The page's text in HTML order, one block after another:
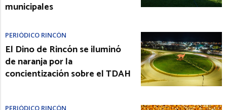
municipales
PERIÓDICO RINCÓN
El Dino de Rincón se iluminó
de naranja por la
concientización sobre el TDAH
PERIÓDICO RINCÓN